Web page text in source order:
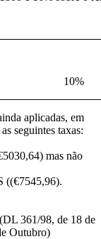
10%
aplicadas, em
seguintes taxas:
mas não
((€7545,96).
361/98, de 18 de
Outubro)